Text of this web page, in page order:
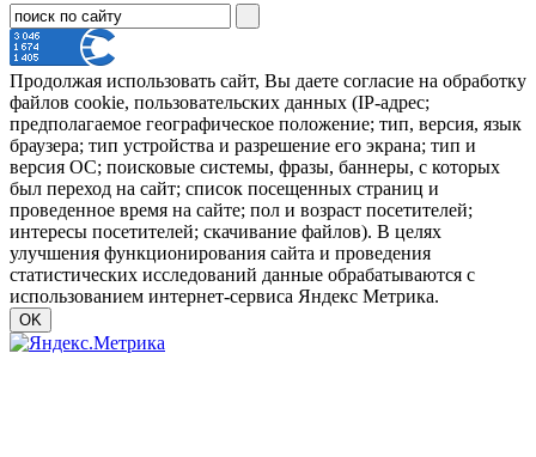
Продолжая использовать сайт, Вы даете согласие на обработку
файлов cookie, пользовательских данных (IP-адрес;
предполагаемое географическое положение; тип, версия, язык
браузера; тип устройства и разрешение его экрана; тип и
версия ОС; поисковые системы, фразы, баннеры, с которых
был переход на сайт; список посещенных страниц и
проведенное время на сайте; пол и возраст посетителей;
интересы посетителей; скачивание файлов). В целях
улучшения функционирования сайта и проведения
статистических исследований данные обрабатываются с
использованием интернет-сервиса Яндекс Метрика.
OK